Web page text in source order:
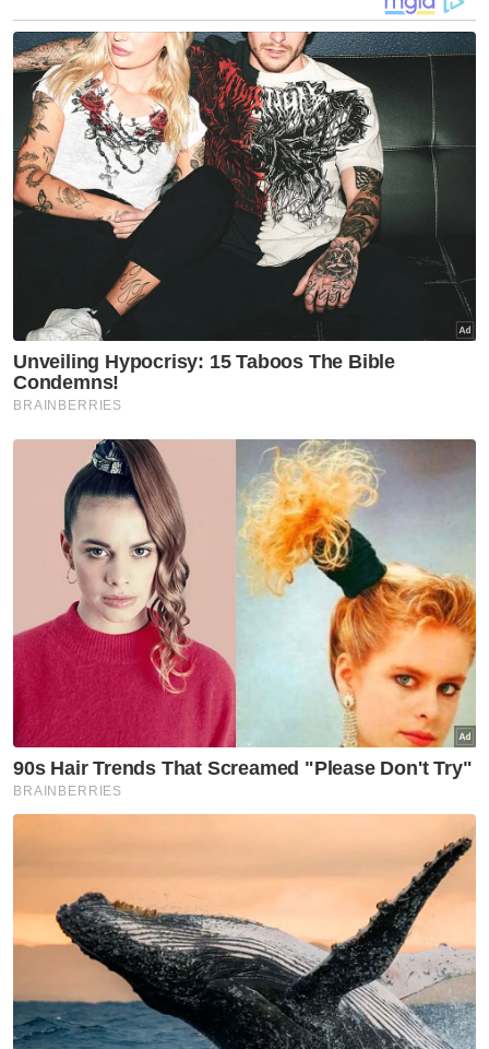
Dalam aksi ketiga, perseorangan wanita, Oo
Shan Zi memberikan tentangan hebat
namun tewas tipis 29-33 kepada Thalita
Ramadhani Wiryawan.
Beregu campuran pertama, Loh Zi Heng–
Noraqilah Ramdan hampir mencatat
kemenangan namun tewas satu mata, 43-
44, kepada gandingan Theodorus Steve
Kurniawan–Luna Rianty Saffana dalam
perlawanan keempat.
Indonesia terus menambah tekanan apabila
beregu lelaki negara, Loh Zi Heng–Tan Zhi
Yang, tewas 52-55 kepada pasangan Ikhsan
Lintang Pramudya–Devin Artha Wahyudi
dalam aksi kelima.
kembali diturunkan dan sekali lagi
menundukkan pemain negara, kali ini Lim
Boon Le, 66-60, dalam perseorangan lelaki
kedua. Low Zi Yu–Dania Sofea, yang sebelum
itu mencipta kemenangan, gagal mengulangi
kejayaan apabila tewas 67-77 kepada Riska–